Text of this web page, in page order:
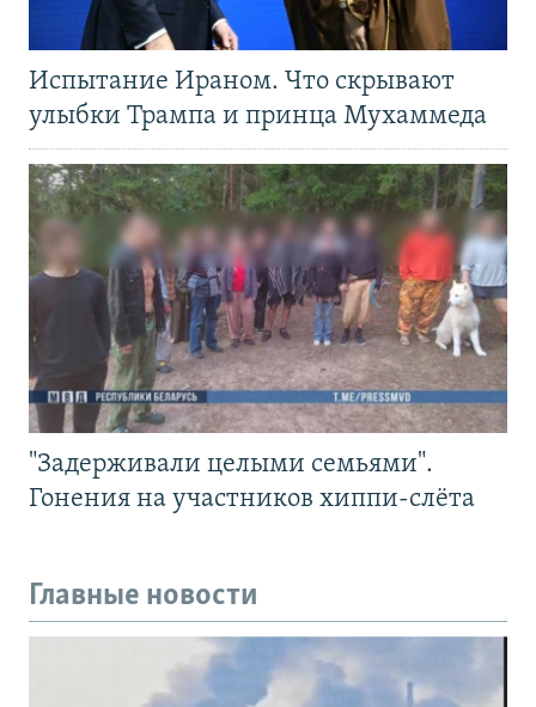
Испытание Ираном. Что скрывают
улыбки Трампа и принца Мухаммеда
"Задерживали целыми семьями".
Гонения на участников хиппи-слёта
Главные новости